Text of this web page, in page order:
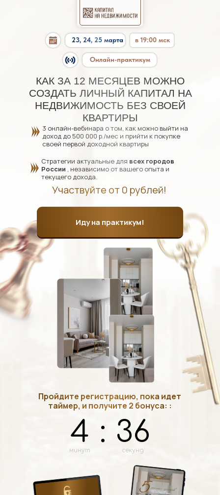
Онлайн-практикум
Пройдите регистрацию, пока идет
таймер, и получите 2 бонуса: :
4
минут
: 35
секунд
в 19:00 мск
23, 24, 25 марта
Участвуйте от 0 рублей!
КАК ЗА 12 МЕСЯЦЕВ МОЖНО
СОЗДАТЬ ЛИЧНЫЙ КАПИТАЛ НА
НЕДВИЖИМОСТЬ БЕЗ СВОЕЙ
КВАРТИРЫ
Иду на практикум!
Стратегии актуальные для всех городов
России , независимо от вашего опыта и
текущего дохода.
3 онлайн-вебинара о том, как можно выйти на
доход до 500 000 р./мес и прийти к покупке
своей первой доходной квартиры